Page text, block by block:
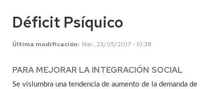
Déficit Psíquico
Última modificación Mar , 23/05/2017 - 10:38
PARA MEJORAR LA INTEGRACIÓN SOCIAL
Se vislumbra una tendencia de aumento de la demanda de